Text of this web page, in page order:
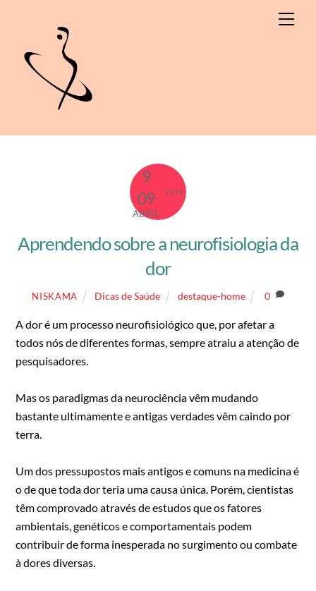
9
09
ABRIL
2019
Aprendendo sobre a neurofisiologia da
dor
NISKAMA Dicas de Saúde destaque-home 0
A dor é um processo neurofisiológico que, por afetar a
todos nós de diferentes formas, sempre atraiu a atenção de
pesquisadores.
Mas os paradigmas da neurociência vêm mudando
bastante ultimamente e antigas verdades vêm caindo por
terra.
Um dos pressupostos mais antigos e comuns na medicina é
o de que toda dor teria uma causa única. Porém, cientistas
têm comprovado através de estudos que os fatores
ambientais, genéticos e comportamentais podem
contribuir de forma inesperada no surgimento ou combate
à dores diversas.